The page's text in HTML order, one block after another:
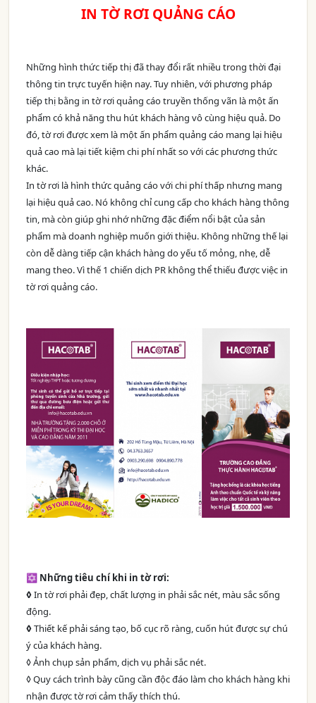
IN TỜ RƠI QUẢNG CÁO
Những hình thức tiếp thị đã thay đổi rất nhiều trong thời đại
thông tin trực tuyến hiện nay. Tuy nhiên, với phương pháp
tiếp thị bằng in tờ rơi quảng cáo truyền thống vãn là một ấn
phẩm có khả năng thu hút khách hàng vô cùng hiệu quả. Do
đó, tờ rơi được xem là một ấn phẩm quảng cáo mang lại hiệu
quả cao mà lại tiết kiệm chi phí nhất so với các phương thức
khác.
In tờ rơi là hình thức quảng cáo với chi phí thấp nhưng mang
lại hiệu quả cao. Nó không chỉ cung cấp cho khách hàng thông
tin, mà còn giúp ghi nhớ những đặc điểm nổi bật của sản
phẩm mà doanh nghiệp muốn giới thiệu. Không những thế lại
còn dễ dàng tiếp cận khách hàng do yếu tố mỏng, nhẹ, dễ
mang theo. Vì thế 1 chiến dịch PR không thể thiếu được việc in
tờ rơi quảng cáo.
✡ Những tiêu chí khi in tờ rơi:
◊In tờ rơi phải đẹp, chất lượng in phải sắc nét, màu sắc sống
động.
◊Thiết kế phải sáng tạo, bố cục rõ ràng, cuốn hút được sự chú
ý của khách hàng.
◊ Ảnh chụp sản phẩm, dịch vụ phải sắc nét.
◊ Quy cách trình bày cũng cần độc đáo làm cho khách hàng khi
nhận được tờ rơi cảm thấy thích thú.